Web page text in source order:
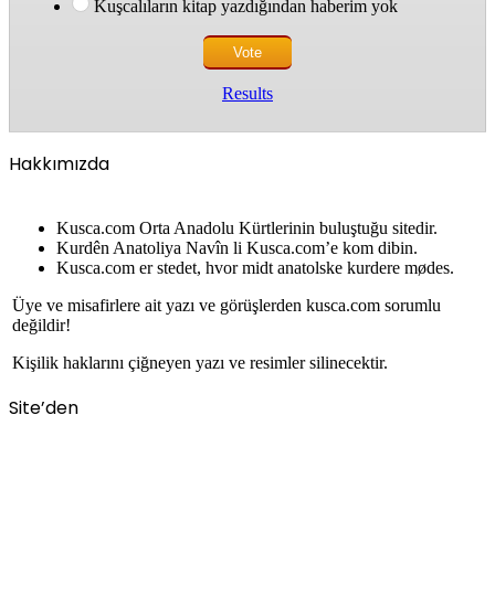
Kuşcalıların kitap yazdığından haberim yok
Results
Hakkımızda
Kusca.com Orta Anadolu Kürtlerinin buluştuğu sitedir.
Kurdên Anatoliya Navîn li Kusca.com’e kom dibin.
Kusca.com er stedet, hvor midt anatolske kurdere mødes.
Üye ve misafirlere ait yazı ve görüşlerden kusca.com sorumlu
değildir!
Kişilik haklarını çiğneyen yazı ve resimler silinecektir.
Site’den